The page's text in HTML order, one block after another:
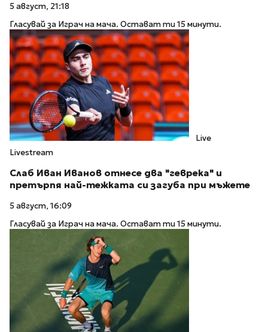
5 август, 21:18
Гласувай за Играч на мача. Остават ти 15 минути.
Live
Livestream
Слаб Иван Иванов отнесе два "геврека" и
претърпя най-тежката си загуба при мъжете
5 август, 16:09
Гласувай за Играч на мача. Остават ти 15 минути.